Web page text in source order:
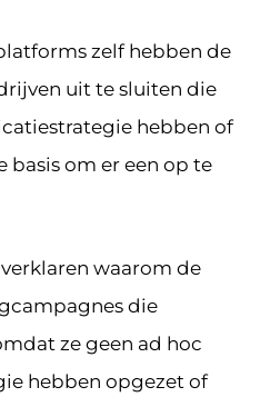
zelf hebben de
uit te sluiten die
hebben of
basis om er een op te
waarom de
die
ze geen ad hoc
hebben opgezet of